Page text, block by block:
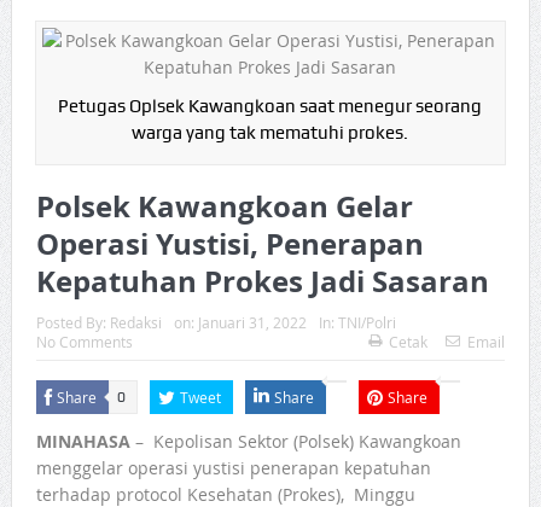
Petugas Oplsek Kawangkoan saat menegur seorang
warga yang tak mematuhi prokes.
Polsek Kawangkoan Gelar
Operasi Yustisi, Penerapan
Kepatuhan Prokes Jadi Sasaran
Posted By: Redaksi on: Januari 31, 2022 In: TNI/Polri
No Comments
Cetak Email
Share 0 Tweet Share Share
MINAHASA– Kepolisan Sektor (Polsek) Kawangkoan
menggelar operasi yustisi penerapan kepatuhan
terhadap protocol Kesehatan (Prokes), Minggu